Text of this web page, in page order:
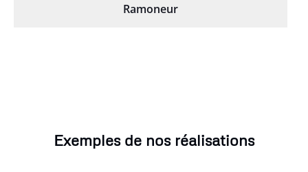
Ramoneur
Exemples de nos réalisations